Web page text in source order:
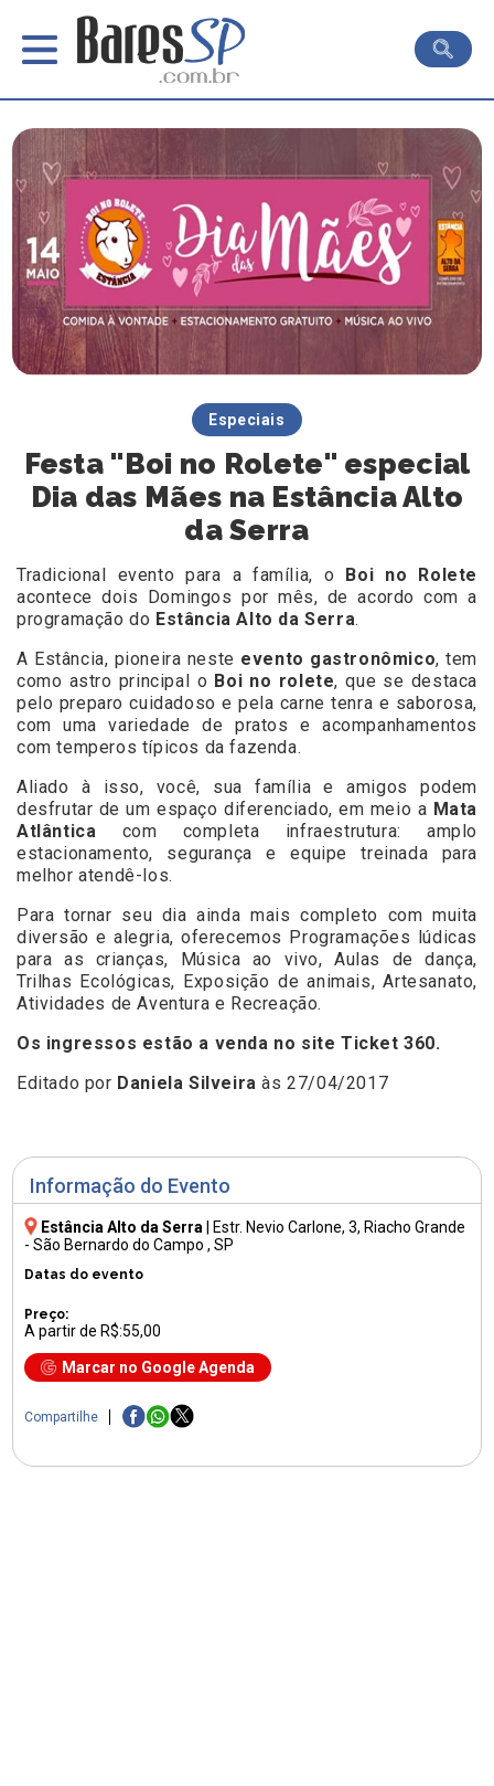
Informação do Evento
Estância Alto da Serra Estr. Nevio Carlone, 3, Riacho Grande
- São Bernardo do Campo , SP
Datas do evento
Preço:
A partir de R$:55,00
Marcar no Google Agenda
Compartilhe
Especiais
Festa "Boi no Rolete" especial
Dia das Mães na Estância Alto
da Serra
Tradicional evento para a família, o
Boi no Rolete
acontece dois Domingos por mês, de acordo com a
programação do Estância Alto da Serra.
A Estância, pioneira neste evento gastronômico, tem
como astro principal o Boi no rolete, que se destaca
pelo preparo cuidadoso e pela carne tenra e saborosa,
com uma variedade de pratos e acompanhamentos
com temperos típicos da fazenda.
Aliado à isso, você, sua família e amigos podem
desfrutar de um espaço diferenciado, em meio a Mata
Atlântica com completa infraestrutura: amplo
estacionamento, segurança e equipe treinada para
melhor atendê-los.
Para tornar seu dia ainda mais completo com muita
diversão e alegria, oferecemos Programações lúdicas
para as crianças, Música ao vivo, Aulas de dança,
Trilhas Ecológicas, Exposição de animais, Artesanato,
Atividades de Aventura e Recreação.
Os ingressos estão a venda no siteTicket 360.
Editado por Daniela Silveira às 27/04/2017